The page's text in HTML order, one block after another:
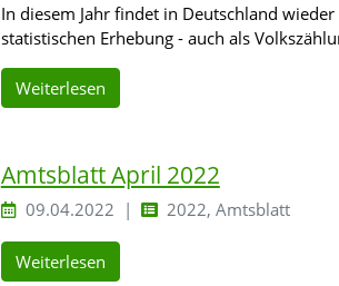
In diesem Jahr findet in Deutschland
statistischen Erhebung - auch als
Weiterlesen
Amtsblatt April 2022
09.04.2022 2022, Amtsblatt
Weiterlesen